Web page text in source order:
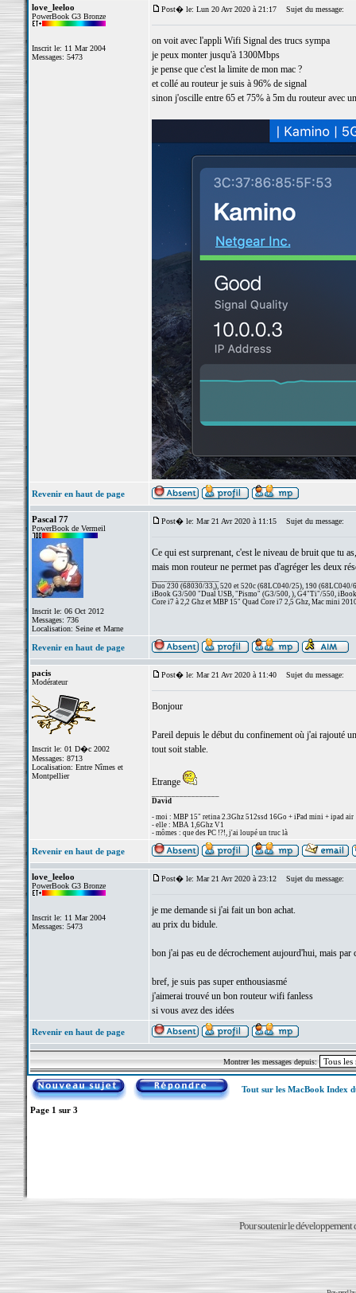
love_leeloo
PowerBook G3 Bronze
Inscrit le: 11 Mar 2004
Messages: 5473
Post� le: Lun 20 Avr 2020 à 21:17 Sujet du message:
on voit avec l'appli Wifi Signal des trucs sympa
je peux monter jusqu'à 1300Mbps
je pense que c'est la limite de mon mac ?
et collé au routeur je suis à 96% de signal
sinon j'oscille entre 65 et 75% à 5m du routeur avec
Revenir en haut de page
Pascal 77
PowerBook de Vermeil
Inscrit le: 06 Oct 2012
Messages: 736
Localisation: Seine et Marne
Post� le: Mar 21 Avr 2020 à 11:15 Sujet du message:
Ce qui est surprenant, c'est le niveau de bruit que tu
mais mon routeur ne permet pas d'agréger les deux
Duo 230 (68030/33,), 520 et 520c (68LC040/25), 190 (68LC040/
iBook G3/500 "Dual USB, "Pismo" (G3/500, ), G4"Ti"/550,
Core i7 à 2,2 Ghz et MBP 15" Quad Core i7 2,5 Ghz, Mac mini
Revenir en haut de page
pacis
Modérateur
Inscrit le: 01 D�c 2002
Messages: 8713
Localisation: Entre Nîmes et
Montpellier
Post� le: Mar 21 Avr 2020 à 11:40 Sujet du message:
Bonjour
Pareil depuis le début du confinement où j'ai rajouté
tout soit stable.
Etrange
David
- moi : MBP 15" retina 2.3Ghz 512ssd 16Go + iPad mini + ipad air
- elle : MBA 1,6Ghz V1
- mômes : que des PC !?!, j'ai loupé un truc là
Revenir en haut de page
love_leeloo
PowerBook G3 Bronze
Inscrit le: 11 Mar 2004
Messages: 5473
Post� le: Mar 21 Avr 2020 à 23:12 Sujet du message:
je me demande si j'ai fait un bon achat.
au prix du bidule.
bon j'ai pas eu de décrochement aujourd'hui, mais
bref, je suis pas super enthousiasmé
j'aimerai trouvé un bon routeur wifi fanless
si vous avez des idées
Revenir en haut de page
Montrer les messages depuis:
Tout sur les MacBook Index
Page 1 sur 3
Pour soutenir le développement